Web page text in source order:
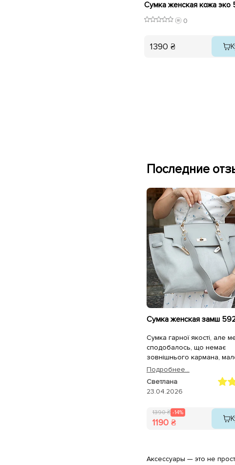
0
1390 ₴
Последние
Сумка гарної якості, але
сподобалось, що немає
зовнішнього кармана,
відділень та незручний
треба швидко відкрити
потрібно заморочитсь.
Подробнее...
Светлана
23.04.2026
1390 ₴ -14%
1190 ₴
Аксессуары — это не